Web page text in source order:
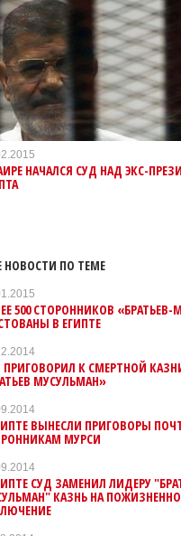
НАЧАЛСЯ СУД НАД ЭКС-
НОВОСТИ ПО ТЕМЕ
500 СТОРОННИКОВ
В ЕГИПТЕ
ПРИГОВОРИЛ К СМЕРТНОЙ
МУСУЛЬМАН»
ВЫНЕСЛИ ПРИГОВОРЫ
МУРСИ
СУД ЗАМЕНИЛ ЛИДЕРУ
КАЗНЬ НА